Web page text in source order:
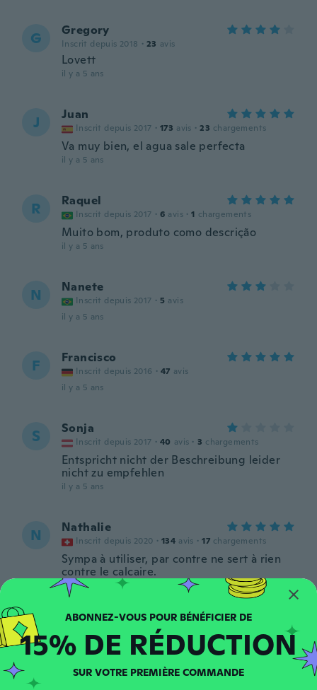
G Gregory
Inscrit depuis 2018 · 23 avis
Lovett
il y a 5 ans
J Juan
Inscrit depuis 2017 · 173 avis · 23 chargements
Va muy bien, el agua sale perfecta
il y a 5 ans
R Raquel
Inscrit depuis 2017 · 6 avis · 1 chargements
Muito bom, produto como descrição
il y a 5 ans
N Nanete
Inscrit depuis 2017 · 5 avis
il y a 5 ans
F Francisco
Inscrit depuis 2016 · 47 avis
il y a 5 ans
S Sonja
Inscrit depuis 2017 · 40 avis · 3 chargements
Entspricht nicht der Beschreibung leider
nicht zu empfehlen
il y a 5 ans
N Nathalie
Inscrit depuis 2020 · 134 avis · 17 chargements
Sympa à utiliser, par contre ne sert à rien
contre le calcaire.
il y a 5 ans
E Inscrit depuis 2020 · 19 avis · 16 chargements
Sale el agua casi como un rocío con viento,
el único problema es que el agua donde
15% DE RÉDUCTION
SUR VOTRE PREMIÈRE COMMANDE